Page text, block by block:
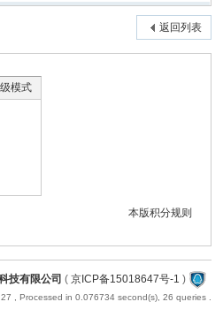
返回列表
模式
本版积分规则
技有限公司 ( 京ICP备15018647号-1 )
, Processed in 0.076734 second(s), 26 queries .